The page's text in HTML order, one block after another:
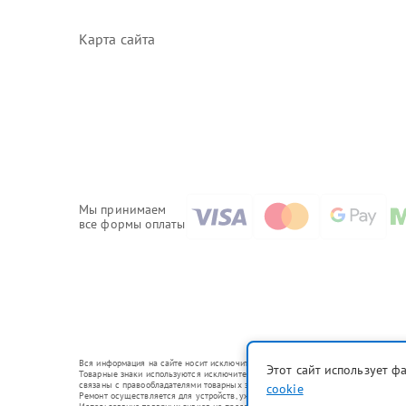
Карта сайта
Мы принимаем
все формы оплаты
Вся информация на сайте носит исключительно справочный характер.
Товарные знаки используются исключительно для описания устройств, в
связаны с правообладателями товарных знаков или их официальными
Ремонт осуществляется для устройств, уже введенных в гражданский оборот в
Этот сайт использует
cookie